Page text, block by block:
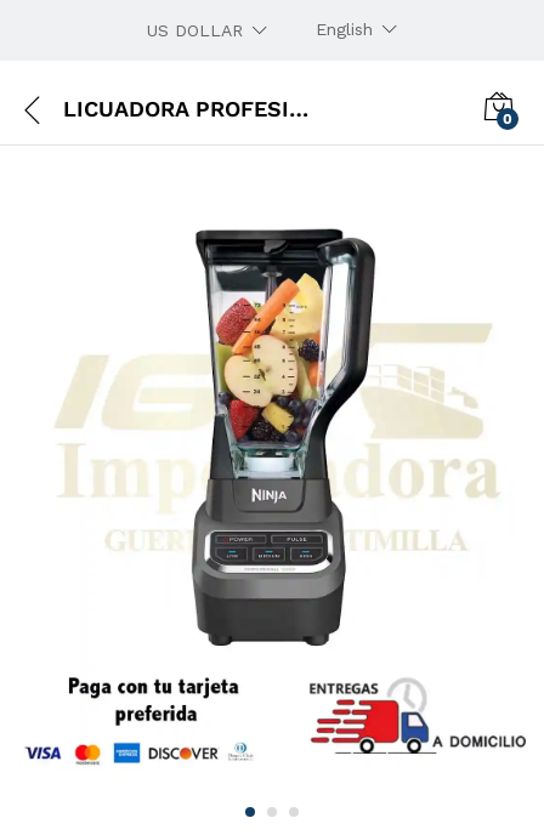
US DOLLAR English
LICUADORA PROFESIONAL NINJA BL610 0